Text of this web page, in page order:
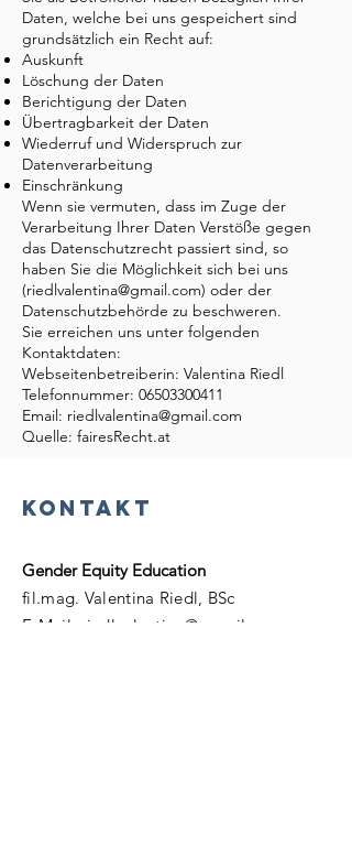
Daten, welche bei uns gespeichert sind
grundsätzlich ein Recht auf:
Auskunft
Löschung der Daten
Berichtigung der Daten
Übertragbarkeit der Daten
Wiederruf und Widerspruch zur
Datenverarbeitung
Einschränkung
Wenn sie vermuten, dass im Zuge der
Verarbeitung Ihrer Daten Verstöße gegen
das Datenschutzrecht passiert sind, so
haben Sie die Möglichkeit sich bei uns
(riedlvalentina@gmail.com) oder der
Datenschutzbehörde zu beschweren.
Sie erreichen uns unter folgenden
Kontaktdaten:
Webseitenbetreiberin: Valentina Riedl
Telefonnummer: 06503300411
Email: riedlvalentina@gmail.com
Quelle: fairesRecht.at
KONTAKT
Gender Equity Education
fil.mag. Valentina Riedl, BSc
E-Mail:
riedlvalentina@ gmail.com